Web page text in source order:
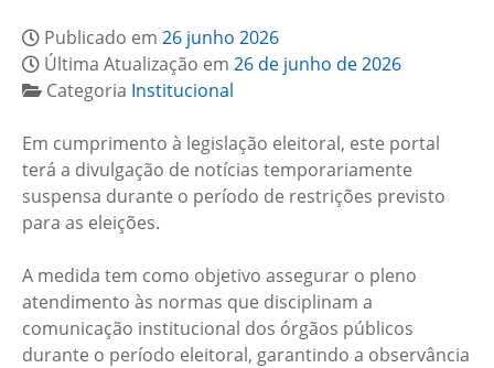
Publicado em 26 junho 2026
Última Atualização em 26 de junho de 2026
Categoria Institucional
Em cumprimento à legislação eleitoral, este portal
terá a divulgação de notícias temporariamente
suspensa durante o período de restrições previsto
para as eleições.
A medida tem como objetivo assegurar o pleno
atendimento às normas que disciplinam a
comunicação institucional dos órgãos públicos
durante o período eleitoral, garantindo a observância